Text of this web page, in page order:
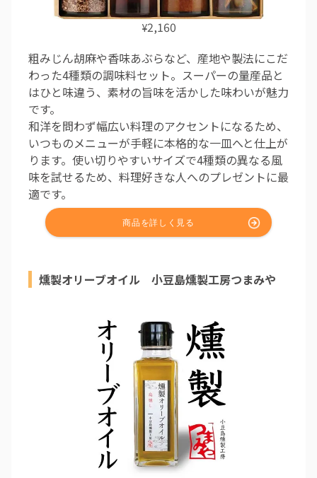
¥2,160
粗みじん胡麻や香味あぶらなど、産地や製法にこだ
わった4種類の調味料セット。スーパーの量産品と
はひと味違う、素材の旨味を活かした味わいが魅力
です。
和洋を問わず幅広い料理のアクセントになるため、
いつものメニューが手軽に本格的な一皿へと仕上が
ります。使い切りやすいサイズで4種類の異なる風
味を試せるため、料理好きな人へのプレゼントに最
適です。
燻製オリーブオイル 小豆島燻製工房つまみや